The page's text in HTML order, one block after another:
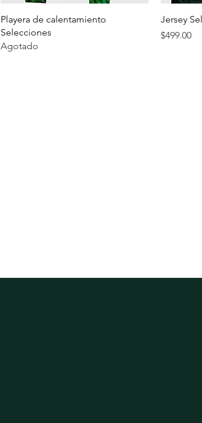
Playera de calentamiento
Selecciones
Agotado
Jersey
Precio
$499.00